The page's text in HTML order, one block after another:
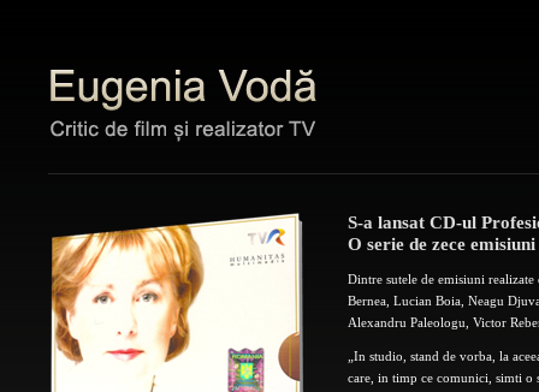
S-a lansat CD-ul
O serie de zece
Dintre sutele de emisiuni
Bernea, Lucian Boia, Neagu
Alexandru Paleologu, Victor
„In studio, stand de vorba, la
care, in timp ce comunici, simti o